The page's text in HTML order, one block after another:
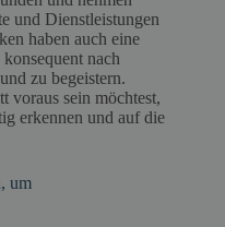
und Dienstleistungen
haben auch eine
nach
zu begeistern.
voraus sein möchtest,
erkennen und auf die
um